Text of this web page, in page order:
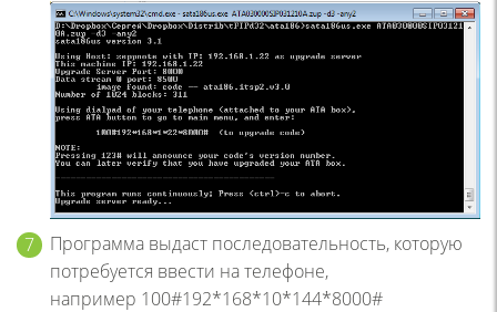
Программа выдаст последовательность, которую
потребуется ввести на телефоне,
например 100#192*168*10*144*8000#